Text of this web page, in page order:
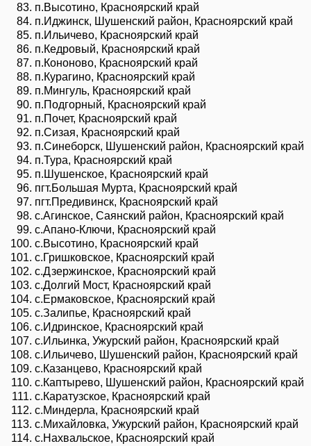
п.Высотино, Красноярский край
п.Иджинск, Шушенский район, Красноярский край
п.Ильичево, Красноярский край
п.Кедровый, Красноярский край
п.Кононово, Красноярский край
п.Курагино, Красноярский край
п.Мингуль, Красноярский край
п.Подгорный, Красноярский край
п.Почет, Красноярский край
п.Сизая, Красноярский край
п.Синеборск, Шушенский район, Красноярский край
п.Тура, Красноярский край
п.Шушенское, Красноярский край
пгт.Большая Мурта, Красноярский край
пгт.Предивинск, Красноярский край
с.Агинское, Саянский район, Красноярский край
с.Апано-Ключи, Красноярский край
с.Высотино, Красноярский край
с.Гришковское, Красноярский край
с.Дзержинское, Красноярский край
с.Долгий Мост, Красноярский край
с.Ермаковское, Красноярский край
с.Залипье, Красноярский край
с.Идринское, Красноярский край
с.Ильинка, Ужурский район, Красноярский край
с.Ильичево, Шушенский район, Красноярский край
с.Казанцево, Красноярский край
с.Каптырево, Шушенский район, Красноярский край
с.Каратузское, Красноярский край
с.Миндерла, Красноярский край
с.Михайловка, Ужурский район, Красноярский край
с.Нахвальское, Красноярский край